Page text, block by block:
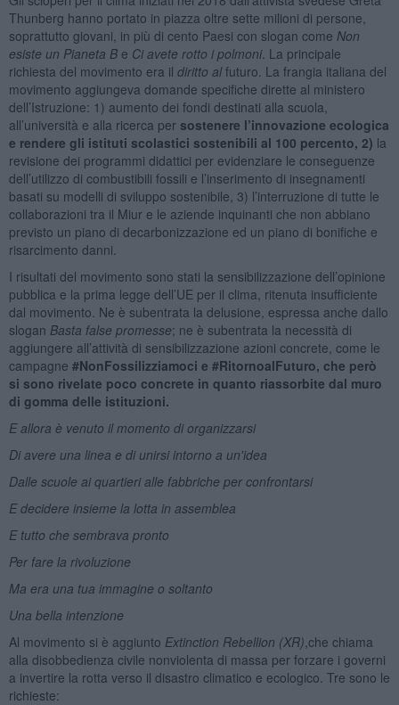
Thunberg hanno portato in piazza oltre sette milioni di persone,
soprattutto giovani, in più di cento Paesi con slogan come Non
esiste un Pianeta B e Ci avete rotto i polmoni. La principale
richiesta del movimento era il diritto alfuturo. La frangia italiana del
movimento aggiungeva domande specifiche dirette al ministero
dell’Istruzione: 1) aumento dei fondi destinati alla scuola,
all’università e alla ricerca per sostenere l’innovazione ecologica
e rendere gli istituti scolastici sostenibili al 100 percento, 2) la
revisione dei programmi didattici per evidenziare le conseguenze
dell’utilizzo di combustibili fossili e l’inserimento di insegnamenti
basati su modelli di sviluppo sostenibile, 3) l’interruzione di tutte le
collaborazioni tra il Miur e le aziende inquinanti che non abbiano
previsto un piano di decarbonizzazione ed un piano di bonifiche e
risarcimento danni.
I risultati del movimento sono stati la sensibilizzazione dell’opinione
pubblica e la prima legge dell’UE per il clima, ritenuta insufficiente
dal movimento. Ne è subentrata la delusione, espressa anche dallo
slogan Basta false promesse; ne è subentrata la necessità di
aggiungere all’attività di sensibilizzazione azioni concrete, come le
campagne #NonFossilizziamoci e #RitornoalFuturo, che però
si sono rivelate poco concrete in quanto riassorbite dal muro
di gomma delle istituzioni.
E allora è venuto il momento di organizzarsi
Di avere una linea e di unirsi intorno a un'idea
Dalle scuole ai quartieri alle fabbriche per confrontarsi
E decidere insieme la lotta in assemblea
E tutto che sembrava pronto
Per fare la rivoluzione
Ma era una tua immagine o soltanto
Una bella intenzione
Al movimento si è aggiunto Extinction Rebellion (XR) ,che chiama
alla disobbedienza civile nonviolenta di massa per forzare i governi
a invertire la rotta verso il disastro climatico e ecologico. Tre sono le
richieste: